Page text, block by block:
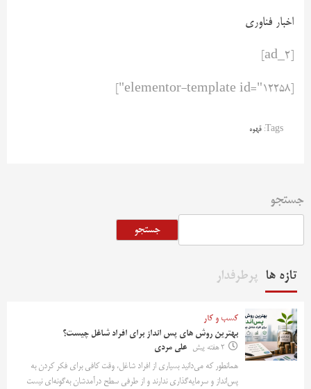
اخبار فناوری
Tags: قهوه
جستجو
جستجو
تازه ها پرطرفدار
کسب و کار
بهترین روش‌ های پس‌ انداز برای افراد شاغل چیست؟
2 هفته پیش
علی مردی
همانطور که می‌دانید بسیاری از افراد شاغل، وقت کافی برای فکر کردن به
پس‌انداز و سرمایه‌گذاری ندارند و از طرفی سطح درآمدشان به‌گونه‌ای نیست